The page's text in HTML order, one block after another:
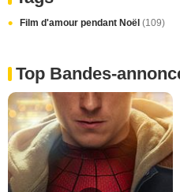
Film d'amour pendant Noël (109)
Top Bandes-